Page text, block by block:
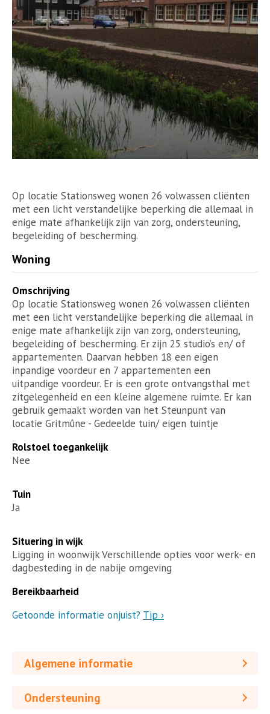
Op locatie Stationsweg wonen 26 volwassen cliënten
met een licht verstandelijke beperking die allemaal in
enige mate afhankelijk zijn van zorg, ondersteuning,
begeleiding of bescherming.
Woning
Omschrijving
Op locatie Stationsweg wonen 26 volwassen cliënten
met een licht verstandelijke beperking die allemaal in
enige mate afhankelijk zijn van zorg, ondersteuning,
begeleiding of bescherming. Er zijn 25 studio’s en/ of
appartementen. Daarvan hebben 18 een eigen
inpandige voordeur en 7 appartementen een
uitpandige voordeur. Er is een grote ontvangsthal met
zitgelegenheid en een kleine algemene ruimte. Er kan
gebruik gemaakt worden van het Steunpunt van
locatie Gritmûne - Gedeelde tuin/ eigen tuintje
Rolstoel toegankelijk
Nee
Tuin
Ja
Situering in wijk
Ligging in woonwijk Verschillende opties voor werk- en
dagbesteding in de nabije omgeving
Bereikbaarheid
Getoonde informatie onjuist? Tip ›
Algemene informatie
Ondersteuning